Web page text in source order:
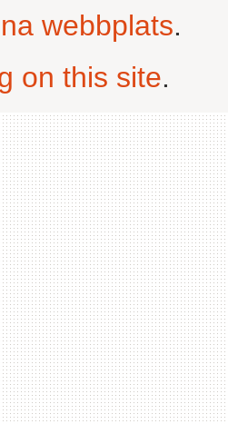
webbplats.
on this site.